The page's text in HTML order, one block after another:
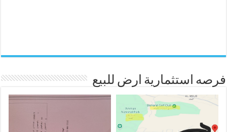
فرصه استثمارية ارض للبيع